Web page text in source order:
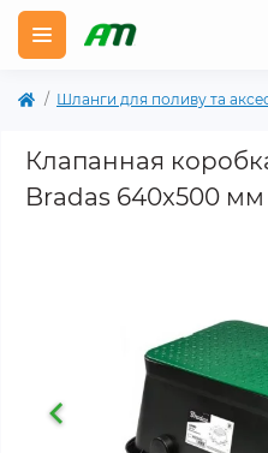
Шланги для поливу та
Клапанная
Bradas 640x500 мм